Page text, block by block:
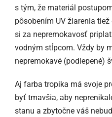
s tým, že materiál
pôsobením UV žiarenia
si za nepremokavosť
vodným stĺpcom. Vždy by
nepremokavé (podlepené)
Aj farba tropika má svoje
byť tmavšia, aby
stanu a zbytočne váš